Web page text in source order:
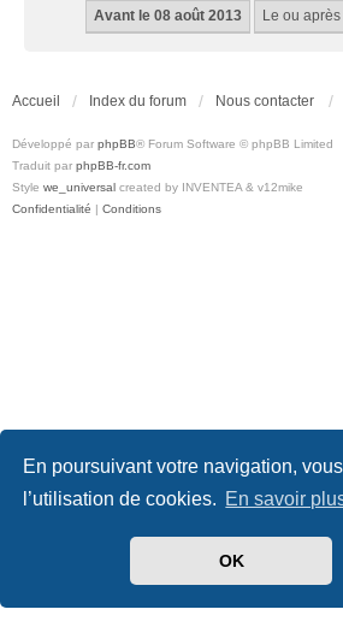
En poursuivant votre navigation,
l’utilisation de cookies. En savoir
OK
Accueil Index du forum Nous contacter
Développé par phpBB® Forum Software © phpBB Limited
Traduit par phpBB-fr.com
Style we_universal created by INVENTEA & v12mike
Confidentialité | Conditions